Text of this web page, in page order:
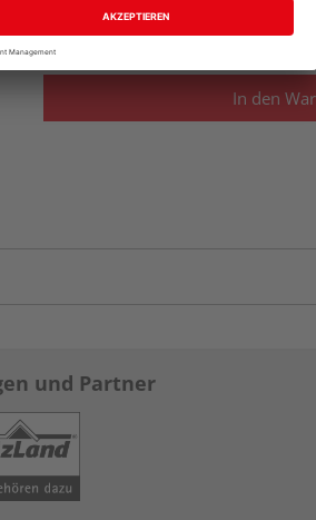
Verfügbar in der Ausstellung -
In den
und Partner